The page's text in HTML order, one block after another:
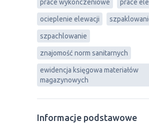
prace wykończeniowe prace
ocieplenie elewacji
szpachlowanie
znajomość norm sanitarnych
ewidencja księgowa materiałów
magazynowych
Informacje podstawowe